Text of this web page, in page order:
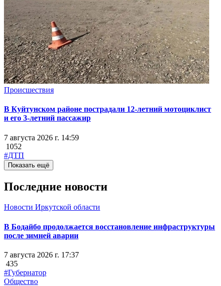
Происшествия
В Куйтунском районе пострадали 12-летний мотоциклист
и его 3-летний пассажир
7 августа 2026 г. 14:59
1052
#ДТП
Показать ещё
Последние новости
Новости Иркутской области
В Бодайбо продолжается восстановление инфраструктуры
после зимней аварии
7 августа 2026 г. 17:37
435
#Губернатор
Общество